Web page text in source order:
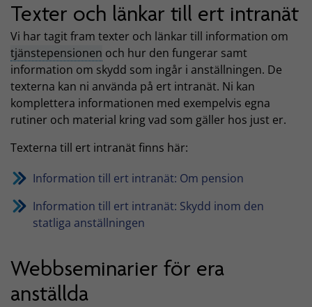
Texter och länkar till ert intranät
Vi har tagit fram texter och länkar till information om
tjänstepensionen och hur den fungerar samt
information om skydd som ingår i anställningen. De
texterna kan ni använda på ert intranät. Ni kan
komplettera informationen med exempelvis egna
rutiner och material kring vad som gäller hos just er.
Texterna till ert intranät finns här:
Information till ert intranät: Om pension
Information till ert intranät: Skydd inom den
statliga anställningen
Webbseminarier för era
anställda